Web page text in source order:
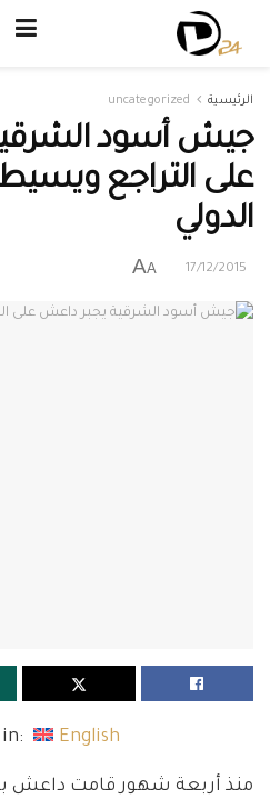
الرئيسية uncategorized
جيش أسود
على التراجع
الدولي
17/12/2015
A
A
English
منذ أربعة شهور قامت داعش